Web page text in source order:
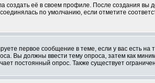
создать её в своем профиле. После создания вы
по умолчанию, если отметите
первое сообщение в теме, если у вас
Вы должны ввести тему опроса, затем как
постоянный опрос. Также существует